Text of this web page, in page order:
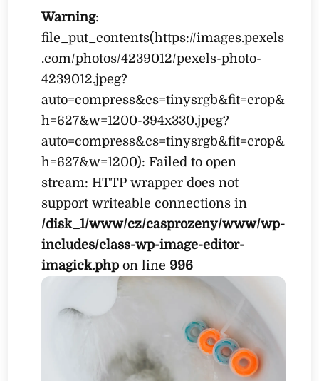
Warning:
file_put_contents(https://images.pexels
.com/photos/4239012/pexels-photo-
4239012.jpeg?
auto=compress&cs=tinysrgb&fit=crop&
h=627&w=1200-394x330.jpeg?
auto=compress&cs=tinysrgb&fit=crop&
h=627&w=1200): Failed to open
stream: HTTP wrapper does not
support writeable connections in
/disk_1/www/cz/casprozeny/www/wp-
includes/class-wp-image-editor-
imagick.php on line 996